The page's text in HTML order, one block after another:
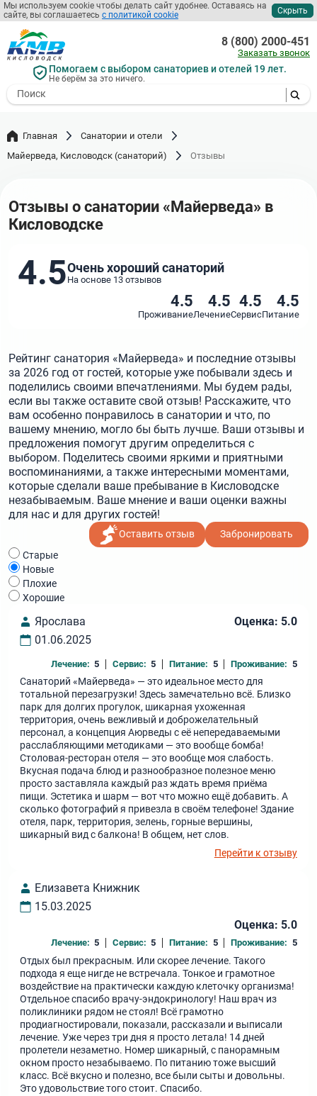
Мы используем cookie чтобы делать сайт удобнее. Оставаясь на
сайте, вы соглашаетесь с политикой cookie Скрыть
Перейти
к
основному
содержанию
Помогаем с выбором санаториев и отелей 19 лет.
Не берём за это ничего.
- I agree to the processing of my
8 (800) 2000-451
Заказать звонок
Главная
Санатории и отели
Майерведа, Кисловодск (санаторий)
Отзывы
Отзывы о санатории «Майерведа» в
Кисловодске
4.5Очень хороший санаторий
На основе 13 отзывов
4.5
Проживание
4.5
Лечение
4.5
Сервис
4.5
Питание
Рейтинг санатория «Майерведа» и последние отзывы
за 2026 год от гостей, которые уже побывали здесь и
поделились своими впечатлениями. Мы будем рады,
если вы также оставите свой отзыв! Расскажите, что
вам особенно понравилось в санатории и что, по
вашему мнению, могло бы быть лучше. Ваши отзывы и
предложения помогут другим определиться с
выбором. Поделитесь своими яркими и приятными
воспоминаниями, а также интересными моментами,
которые сделали ваше пребывание в Кисловодске
незабываемым. Ваше мнение и ваши оценки важны
для нас и для других гостей!
Оставить отзыв
Забронировать
Cтарые
Новые
Плохие
Хорошие
Ярослава
01.06.2025
Оценка: 5.0
Лечение: 5 Сервис: 5 Питание: 5 Проживание: 5
Санаторий «Майерведа» — это идеальное место для
тотальной перезагрузки! Здесь замечательно всё. Близко
парк для долгих прогулок, шикарная ухоженная
территория, очень вежливый и доброжелательный
персонал, а концепция Аюрведы с её непередаваемыми
расслабляющими методиками — это вообще бомба!
Столовая-ресторан отеля — это вообще моя слабость.
Вкусная подача блюд и разнообразное полезное меню
просто заставляла каждый раз ждать время приёма
пищи. Эстетика и шарм — вот что можно ещё добавить. А
сколько фотографий я привезла в своём телефоне! Здание
отеля, парк, территория, зелень, горные вершины,
шикарный вид с балкона! В общем, нет слов.
Перейти к отзыву
Елизавета Книжник
15.03.2025
Оценка: 5.0
Лечение: 5 Сервис: 5 Питание: 5 Проживание: 5
Отдых был прекрасным. Или скорее лечение. Такого
подхода я еще нигде не встречала. Тонкое и грамотное
воздействие на практически каждую клеточку организма!
Отдельное спасибо врачу-эндокринологу! Наш врач из
поликлиники рядом не стоял! Всё грамотно
продиагностировали, показали, рассказали и выписали
лечение. Уже через три дня я просто летала! 14 дней
пролетели незаметно. Номер шикарный, с панорамным
окном просто незабываемо. По питанию тоже высший
класс. Всё вкусно и полезно, все были сыты и довольны.
Это удовольствие того стоит. Спасибо.